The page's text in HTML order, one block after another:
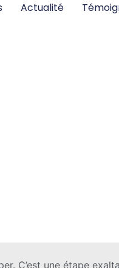
Actualité
C’est une étape